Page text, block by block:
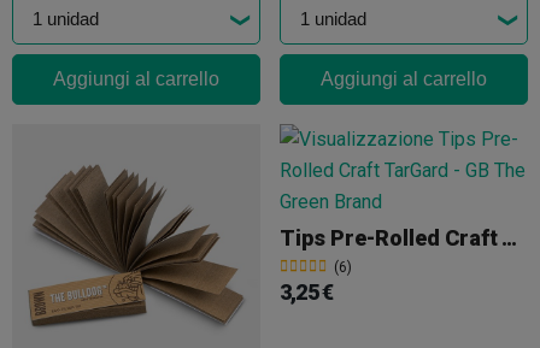
Aggiungi al carrello Aggiungi al carrello
Tips Pre-Rolled Craft TarGard
(6)
3,25 €